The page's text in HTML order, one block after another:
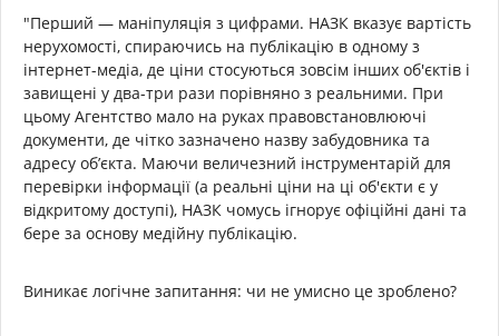
"Перший — маніпуляція з цифрами. НАЗК вказує вартість
нерухомості, спираючись на публікацію в одному з
інтернет-медіа, де ціни стосуються зовсім інших об'єктів і
завищені у два-три рази порівняно з реальними. При
цьому Агентство мало на руках правовстановлюючі
документи, де чітко зазначено назву забудовника та
адресу об’єкта. Маючи величезний інструментарій для
перевірки інформації (а реальні ціни на ці об'єкти є у
відкритому доступі), НАЗК чомусь ігнорує офіційні дані та
бере за основу медійну публікацію.
Виникає логічне запитання: чи не умисно це зроблено?